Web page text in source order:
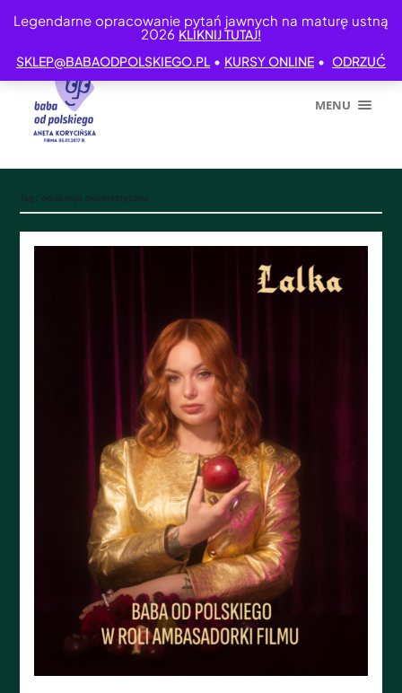
Legendarne opracowanie pytań jawnych na maturę ustną
2026 KLIKNIJ TUTAJ!
SKLEP@BABAODPOLSKIEGO.PL • KURSY ONLINE • ODRZUĆ
MENU